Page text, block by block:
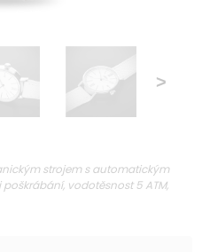
strojem s automatickým
vodotěsnost 5 ATM,